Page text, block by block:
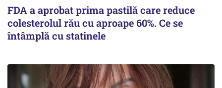
FDA a aprobat prima pastilă care reduce
colesterolul rău cu aproape 60%. Ce se
întâmplă cu statinele